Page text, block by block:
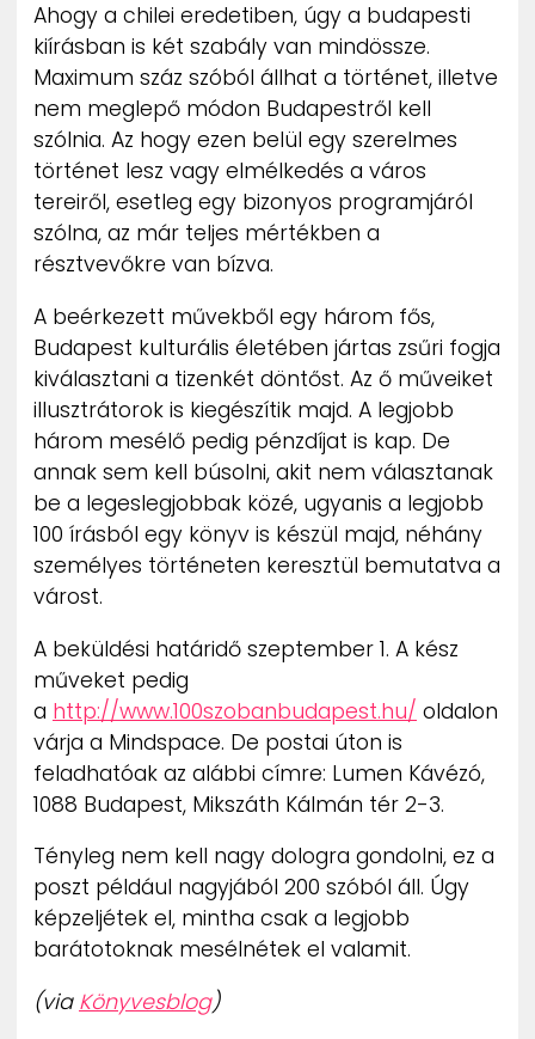
Ahogy a chilei eredetiben, úgy a budapesti
kiírásban is két szabály van mindössze.
Maximum száz szóból állhat a történet, illetve
nem meglepő módon Budapestről kell
szólnia. Az hogy ezen belül egy szerelmes
történet lesz vagy elmélkedés a város
tereiről, esetleg egy bizonyos programjáról
szólna, az már teljes mértékben a
résztvevőkre van bízva.
A beérkezett művekből egy három fős,
Budapest kulturális életében jártas zsűri fogja
kiválasztani a tizenkét döntőst. Az ő műveiket
illusztrátorok is kiegészítik majd. A legjobb
három mesélő pedig pénzdíjat is kap. De
annak sem kell búsolni, akit nem választanak
be a legeslegjobbak közé, ugyanis a legjobb
100 írásból egy könyv is készül majd, néhány
személyes történeten keresztül bemutatva a
várost.
A beküldési határidő szeptember 1. A kész
műveket pedig
a http://www.100szobanbudapest.hu/ oldalon
várja a Mindspace. De postai úton is
feladhatóak az alábbi címre: Lumen Kávézó,
1088 Budapest, Mikszáth Kálmán tér 2-3.
Tényleg nem kell nagy dologra gondolni, ez a
poszt például nagyjából 200 szóból áll. Úgy
képzeljétek el, mintha csak a legjobb
barátotoknak mesélnétek el valamit.
(via Könyvesblog)